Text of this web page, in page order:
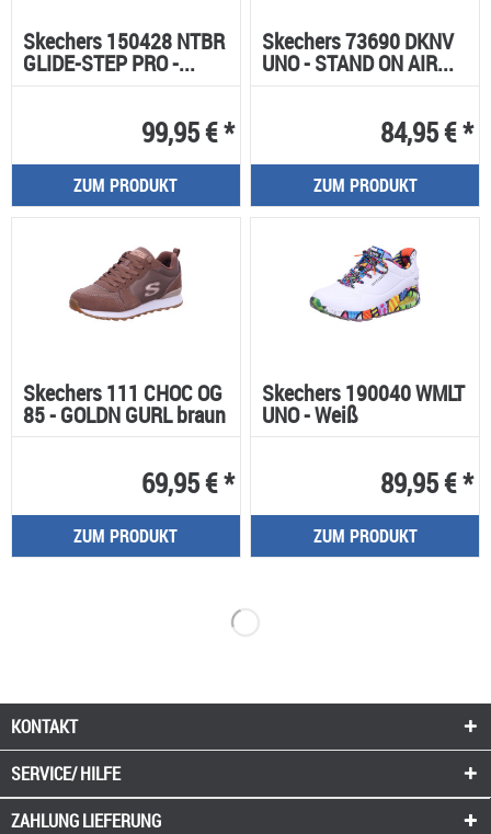
Skechers 150428 NTBR
GLIDE-STEP PRO -...
99,95 € *
ZUM PRODUKT
Skechers 73690 DKNV
UNO - STAND ON AIR...
84,95 € *
ZUM PRODUKT
Skechers 111 CHOC OG
85 - GOLDN GURL braun
69,95 € *
ZUM PRODUKT
Skechers 190040 WMLT
UNO - Weiß
89,95 € *
ZUM PRODUKT
KONTAKT
SERVICE/ HILFE
ZAHLUNGLIEFERUNG